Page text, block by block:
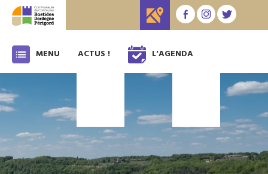
MENU ACTUS ! L'AGENDA